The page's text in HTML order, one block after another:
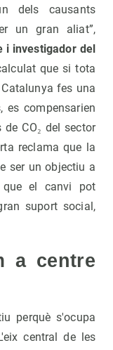
dels causants
un gran aliat”,
i investigador del
que si tota
fes una
es compensarien
CO₂ del sector
reclama que la
ser un objectiu a
que el canvi pot
suport social,
a centre
perquè s'ocupa
central de les